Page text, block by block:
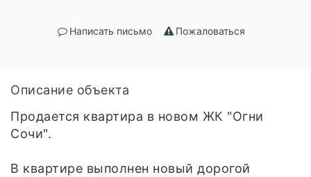
Написать письмо Пожаловаться
Описание объекта
Продается квартира в новом ЖК "Огни
Сочи".
В квартире выполнен новый дорогой